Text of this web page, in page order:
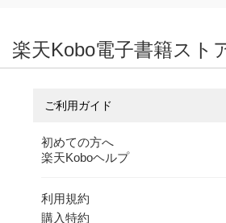
楽天Kobo電子書籍スト
ご利用ガイド
初めての方へ
楽天Koboヘルプ
利用規約
購入特約